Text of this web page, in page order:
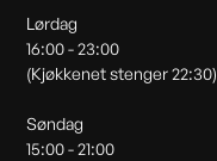
Lørdag
16:00 - 23:00
(Kjøkkenet stenger 22:30)
Søndag
15:00 - 21:00